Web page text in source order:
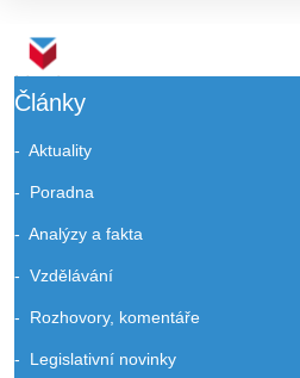
Články
Aktuality
Poradna
Analýzy a fakta
Vzdělávání
Rozhovory, komentáře
Legislativní novinky